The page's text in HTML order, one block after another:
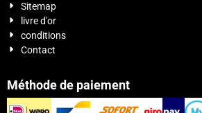
Sitemap
livre d'or
conditions
Contact
Méthode de paiement